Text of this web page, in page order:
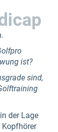
ist?
sind,
der Lage
Kopfhörer